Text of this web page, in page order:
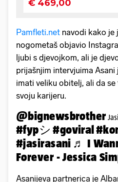
Pamfleti.net navodi kako je
nogometaš objavio
ljubi s djevojkom, ali je
prijašnjim intervjuima
imati veliku obitelj, ali da
svoju karijeru.
@bignewsbrother
#fypシ #goviral
#jasirasani ♬ I
Forever - Jessica
Asanijeva partnerica je